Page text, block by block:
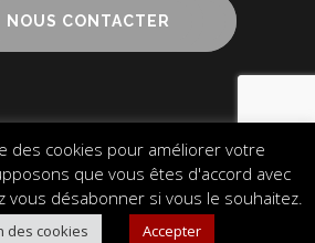
NOUS CONTACTER
Cookies
Plan du site
– Design & Communication
des cookies pour améliorer votre
que vous êtes d'accord avec
vous désabonner si vous le souhaitez.
des cookies Accepter